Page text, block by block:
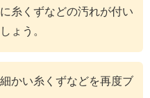
糸くずなどの汚れが付い
ょう。
かい糸くずなどを再度ブ